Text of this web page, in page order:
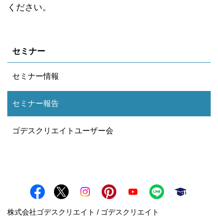
ください。
セミナー
セミナー情報
セミナー報告
ゴデスクリエイトユーザー会
株式会社ゴデスクリエイト / ゴデスクリエイト